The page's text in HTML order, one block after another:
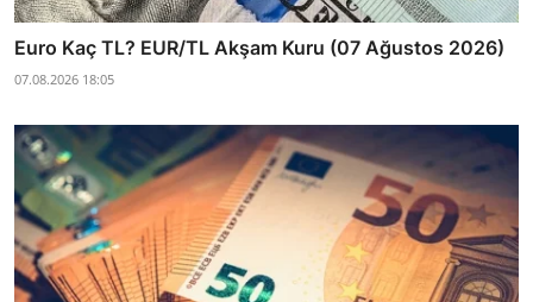
Euro Kaç TL? EUR/TL Akşam Kuru (07 Ağustos 2026)
07.08.2026 18:05